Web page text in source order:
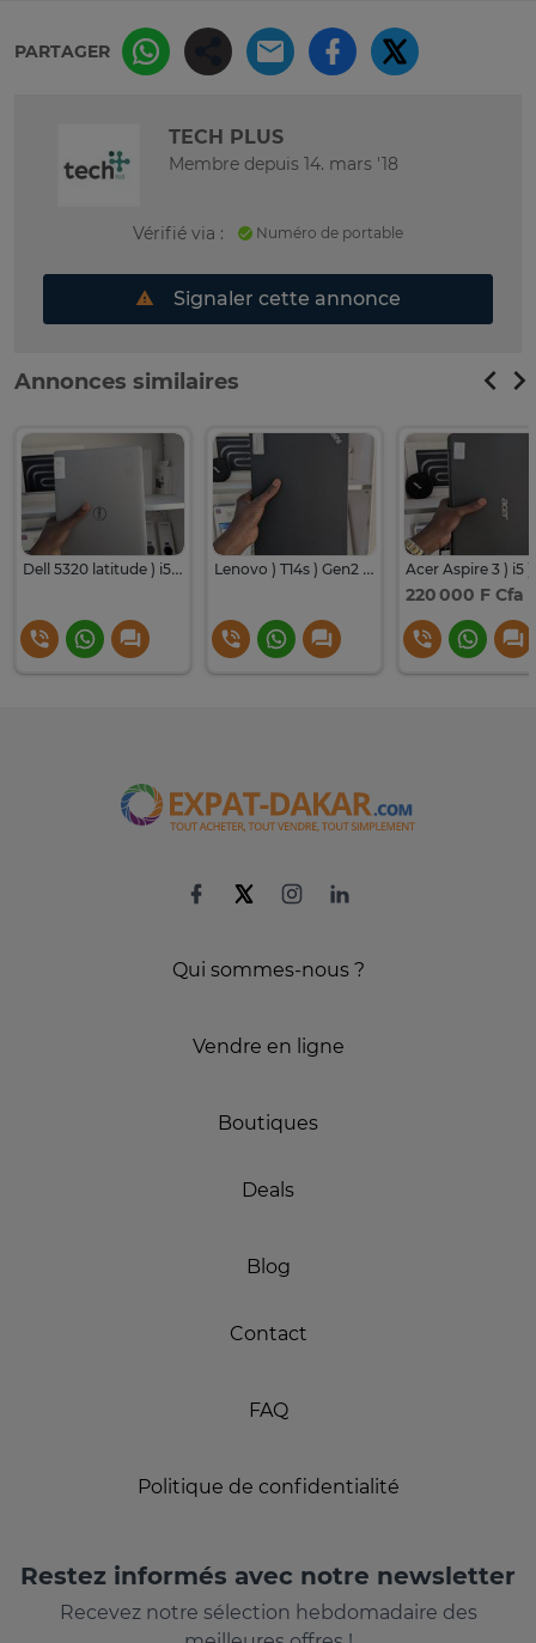
PARTAGER
TECH PLUS
Membre depuis 14. mars '18
Vérifié via : Numéro de portable
Signaler cette annonce
Annonces similaires
Dell 5320 latitude ) i5 ) 11e generation ) 16g de ram ) 512 Lenovo ) T14s ) Gen2 ) i5 ) 11e generation VPro ) 16 ) 256
220 000 F Cfa
Qui sommes-nous ?
Vendre en ligne
Boutiques
Deals
Blog
Contact
FAQ
Politique de confidentialité
Restez informés avec notre newsletter
Recevez notre sélection hebdomadaire des